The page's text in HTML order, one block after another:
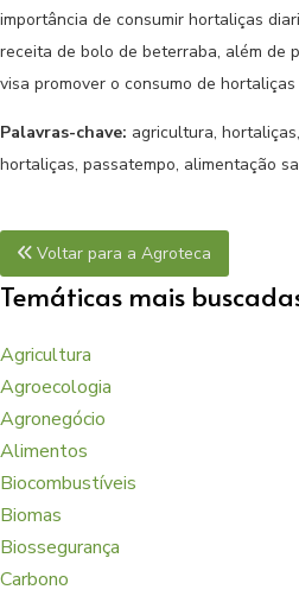
importância de consumir hortaliças
receita de bolo de beterraba, além de
visa promover o consumo de
Palavras-chave: agricultura,
hortaliças, passatempo, alimentação
Voltar para a Agroteca
Temáticas mais
Agricultura
Agroecologia
Agronegócio
Alimentos
Biocombustíveis
Biomas
Biossegurança
Carbono